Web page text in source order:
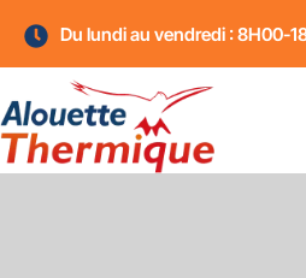
Du lundi au vendredi : 8H00-